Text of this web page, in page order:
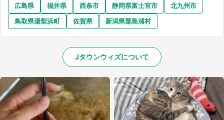
広島県 福井県 西条市 静岡県富士宮市
北九州市
鳥取県湯梨浜町
佐賀県 新潟県粟島浦村
Jタウンウィズについて